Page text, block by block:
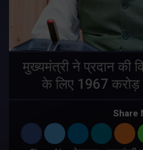
मुख्यमंत्री ने प्रदान की
के लिए 1967 करोड़
Share